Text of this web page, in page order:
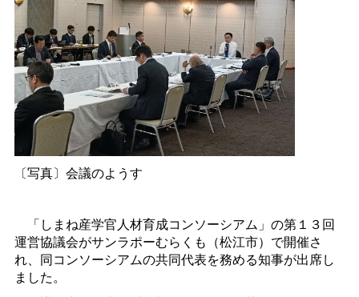
〔写真〕会議のようす
「しまね産学官人材育成コンソーシアム」の第１３回
運営協議会がサンラポーむらくも（松江市）で開催さ
れ、同コンソーシアムの共同代表を務める知事が出席し
ました。